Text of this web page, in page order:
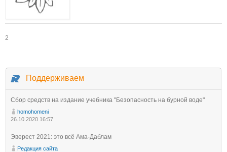
2
Поддерживаем
Сбор средств на издание учебника "Безопасность на бурной воде"
homohomeni
26.10.2020 16:57
Эверест 2021: это всё Ама-Даблам
Редакция сайта